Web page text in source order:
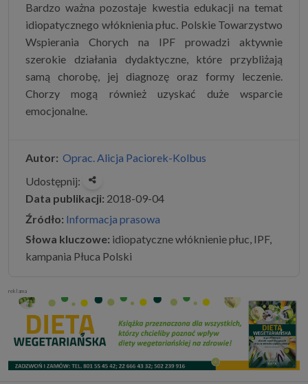
Bardzo ważna pozostaje kwestia edukacji na temat
idiopatycznego włóknienia płuc. Polskie Towarzystwo
Wspierania Chorych na IPF prowadzi aktywnie
szerokie działania dydaktyczne, które przybliżają
samą chorobę, jej diagnozę oraz formy leczenie.
Chorzy mogą również uzyskać duże wsparcie
emocjonalne.
Autor: Oprac. Alicja Paciorek-Kolbus
Udostępnij:
Data publikacji: 2018-09-04
Źródło: Informacja prasowa
Słowa kluczowe: idiopatyczne włóknienie płuc, IPF,
kampania Płuca Polski
reklama